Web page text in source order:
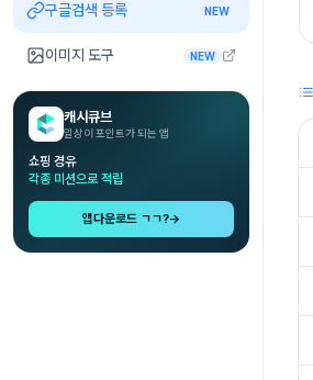
구글검색 등록 NEW
이미지 도구 NEW
캐시큐브
일상이 포인트가 되는 앱
쇼핑 경유
각종 미션으로 적립
앱다운로드 ㄱㄱ?→